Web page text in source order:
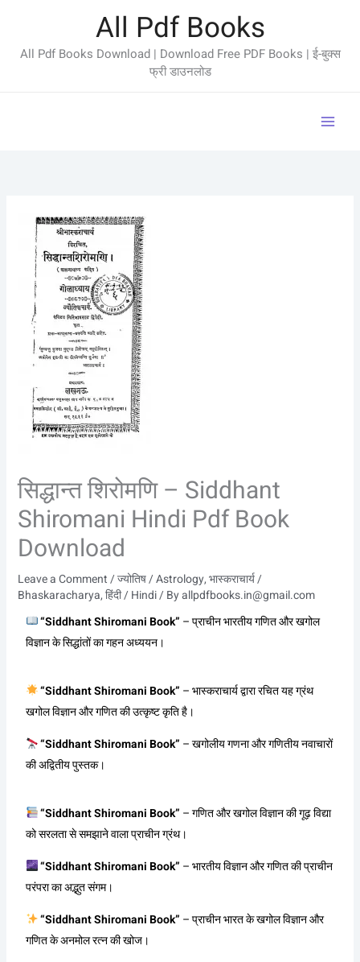
content
All Pdf Books
All Pdf Books Download | Download Free PDF Books | ई-बुक्स
फ्री डाउनलोड
सिद्धान्त शिरोमणि – Siddhant
Shiromani Hindi Pdf Book
Download
Leave a Comment/ज्योतिष / Astrology,भास्कराचार्य /
Bhaskaracharya,हिंदी / Hindi/ Byallpdfbooks.in@gmail.com
“Siddhant Shiromani Book” – प्राचीन भारतीय गणित और खगोल
विज्ञान के सिद्धांतों का गहन अध्ययन।
“Siddhant Shiromani Book” – भास्कराचार्य द्वारा रचित यह ग्रंथ
खगोल विज्ञान और गणित की उत्कृष्ट कृति है।
“Siddhant Shiromani Book” – खगोलीय गणना और गणितीय नवाचारों
की अद्वितीय पुस्तक।
“Siddhant Shiromani Book” – गणित और खगोल विज्ञान की गूढ़ विद्या
को सरलता से समझाने वाला प्राचीन ग्रंथ।
“Siddhant Shiromani Book” – भारतीय विज्ञान और गणित की प्राचीन
परंपरा का अद्भुत संगम।
“Siddhant Shiromani Book” – प्राचीन भारत के खगोल विज्ञान और
गणित के अनमोल रत्न की खोज।